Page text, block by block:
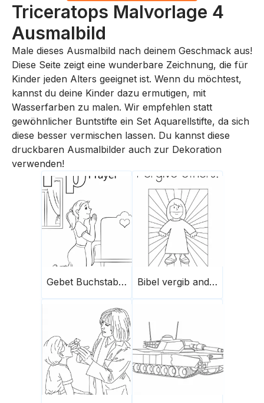
Triceratops Malvorlage 4
Ausmalbild
Male dieses Ausmalbild nach deinem Geschmack aus!
Diese Seite zeigt eine wunderbare Zeichnung, die für
Kinder jeden Alters geeignet ist. Wenn du möchtest,
kannst du deine Kinder dazu ermutigen, mit
Wasserfarben zu malen. Wir empfehlen statt
gewöhnlicher Buntstifte ein Set Aquarellstifte, da sich
diese besser vermischen lassen. Du kannst diese
druckbaren Ausmalbilder auch zur Dekoration
verwenden!
Gebet Buchstabe P Bibel vergib anderen